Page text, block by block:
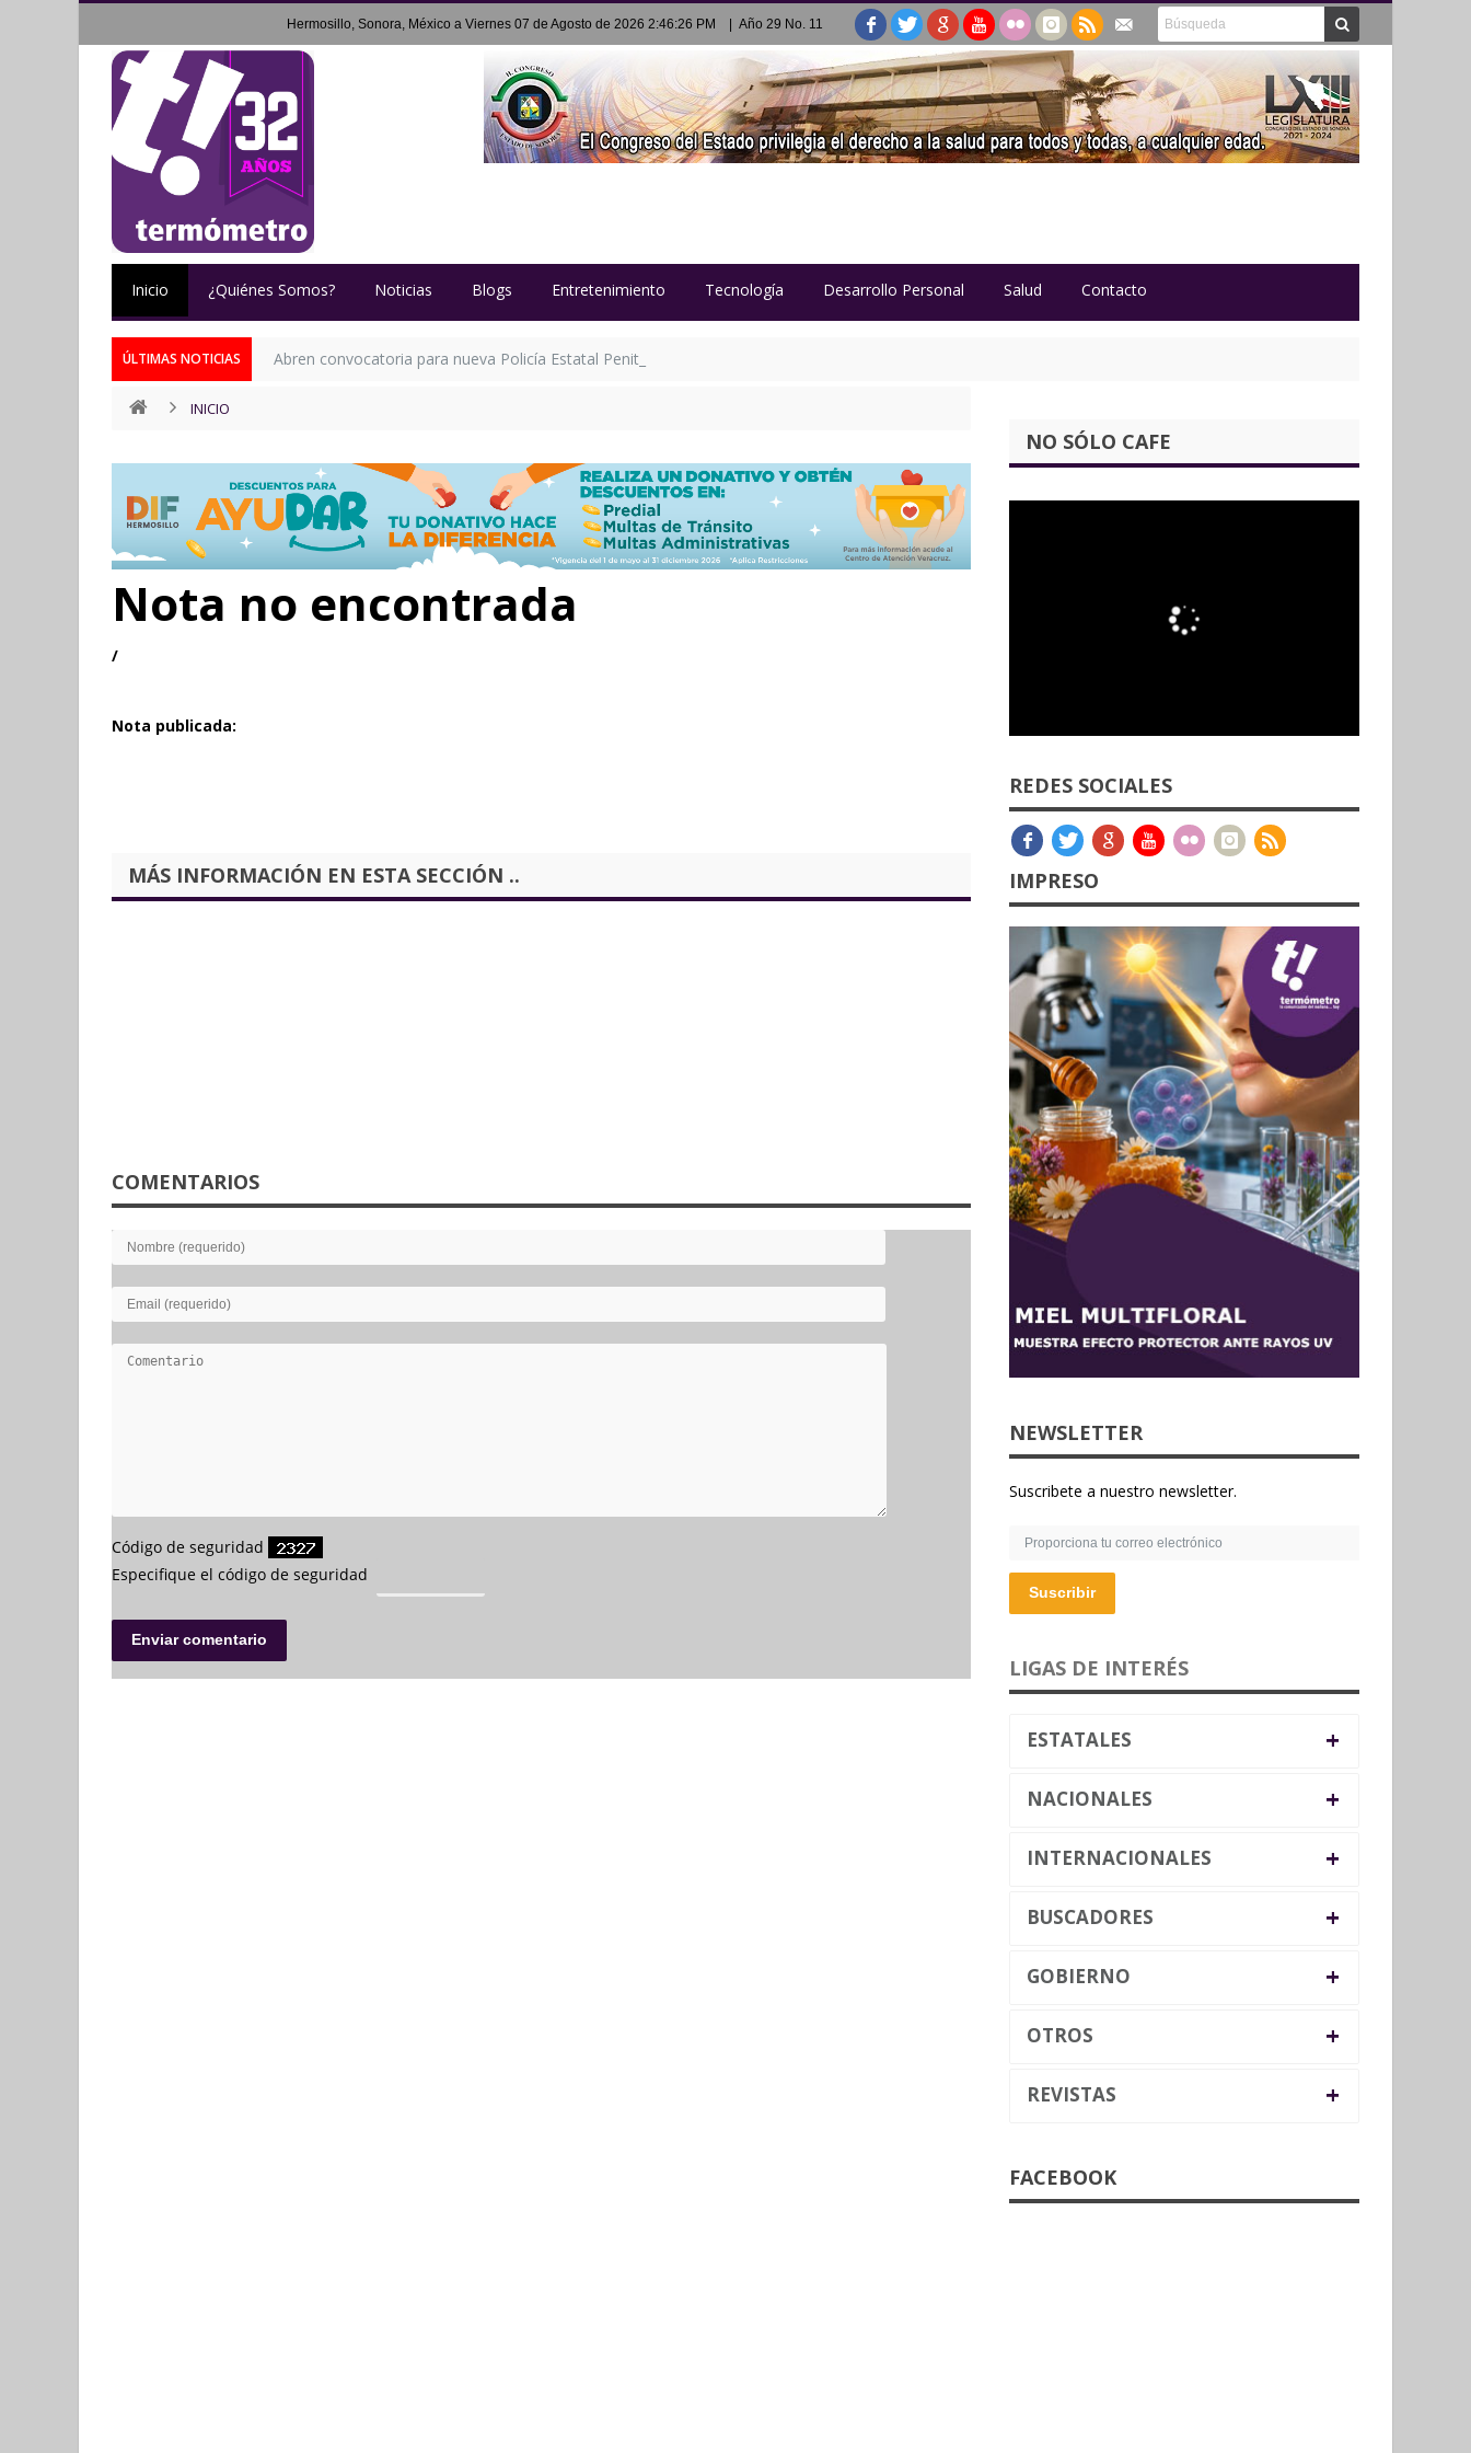
Hermosillo, Sonora, México a Viernes 07 de Agosto de 2026 2:46:26 PM | Año 29 No. 11
Inicio ¿Quiénes Somos? Noticias Blogs Entretenimiento Tecnología Desarrollo Personal Salud Contacto
ÚLTIMAS NOTICIAS Abren convocatoria para nueva Policía Estatal Penitenciaria
INICIO
Nota no encontrada
/
Nota publicada:
MÁS INFORMACIÓN EN ESTA SECCIÓN ..
COMENTARIOS
NO SÓLO CAFE
REDES SOCIALES
IMPRESO
NEWSLETTER
Suscribete a nuestro newsletter.
Suscribir
LIGAS DE INTERÉS
ESTATALES +
NACIONALES +
INTERNACIONALES +
BUSCADORES +
GOBIERNO +
OTROS +
REVISTAS +
FACEBOOK